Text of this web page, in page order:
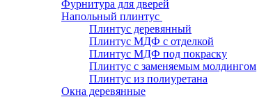
Фурнитура для дверей
Напольный плинтус
Плинтус деревянный
Плинтус МДФ с отделкой
Плинтус МДФ под покраску
Плинтус с заменяемым молдингом
Плинтус из полиуретана
Окна деревянные